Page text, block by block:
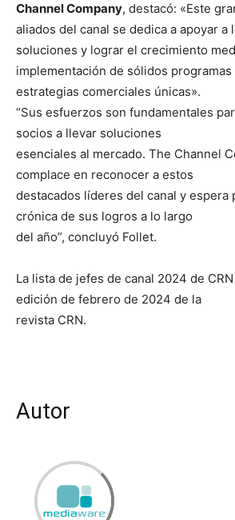
Channel Company, destacó: «Este
aliados del canal se dedica a apoyar
soluciones y lograr el crecimiento
implementación de sólidos
estrategias comerciales únicas».
“Sus esfuerzos son fundamentales
socios a llevar soluciones
esenciales al mercado. The Channel
complace en reconocer a estos
destacados líderes del canal y espera
crónica de sus logros a lo largo
del año”, concluyó Follet.
La lista de jefes de canal 2024 de
edición de febrero de 2024 de la
revista CRN.
Autor